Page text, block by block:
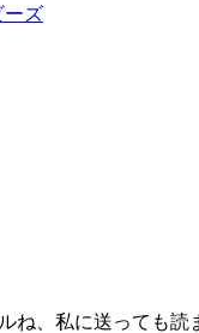
ーズ
、私に送っても読